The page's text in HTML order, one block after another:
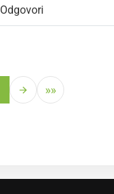
Odgovori
»»